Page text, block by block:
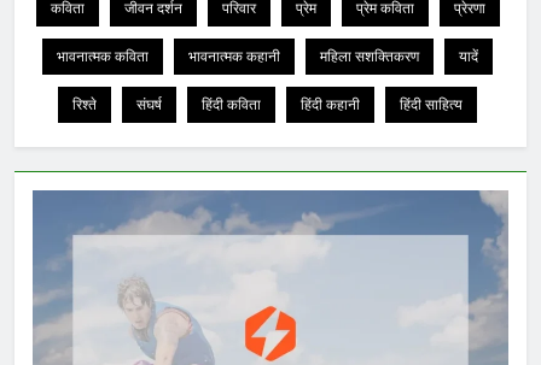
कविता जीवन दर्शन परिवार प्रेम प्रेम कविता प्रेरणा
भावनात्मक कविता भावनात्मक कहानी महिला सशक्तिकरण यादें
रिश्ते संघर्ष हिंदी कविता हिंदी कहानी हिंदी साहित्य